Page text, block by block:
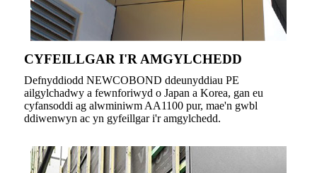
CYFEILLGAR I'R AMGYLCHEDD
Defnyddiodd NEWCOBOND ddeunyddiau PE
ailgylchadwy a fewnforiwyd o Japan a Korea, gan eu
cyfansoddi ag alwminiwm AA1100 pur, mae'n gwbl
ddiwenwyn ac yn gyfeillgar i'r amgylchedd.